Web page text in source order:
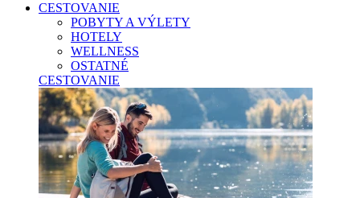
CESTOVANIE
POBYTY A VÝLETY
HOTELY
WELLNESS
OSTATNÉ
CESTOVANIE